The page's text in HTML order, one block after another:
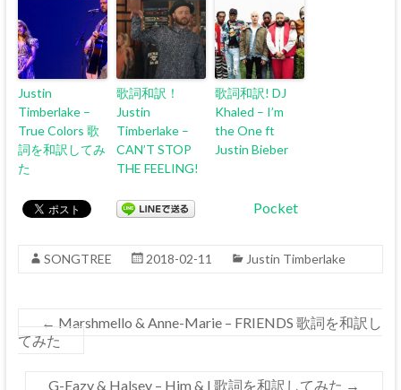
Justin
Timberlake –
True Colors 歌
詞を和訳してみ
た
歌詞和訳！
Justin
Timberlake –
CAN’T STOP
THE FEELING!
歌詞和訳! DJ
Khaled – I’m
the One ft
Justin Bieber
Pocket
SONGTREE 2018-02-11 Justin Timberlake
← Marshmello & Anne-Marie – FRIENDS 歌詞を和訳し
てみた
G-Eazy & Halsey – Him & I 歌詞を和訳してみた →